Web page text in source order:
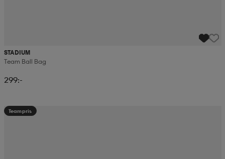
STADIUM
Team Ball Bag
299:-
Teampris